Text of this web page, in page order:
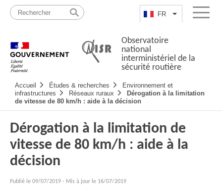
Passer
contenu
FR Lister lesMenu
Observatoire
national
interministériel de la
sécurité routière
principale
Accueil Études & recherches
Environnement et
infrastructures
Réseaux ruraux
Dérogation à la limitation
de vitesse de 80 km/h : aide à la décision
Dérogation à la limitation de
vitesse de 80 km/h : aide à la
décision
Publié le 09/07/2019 - Mis à jour le 16/07/2019